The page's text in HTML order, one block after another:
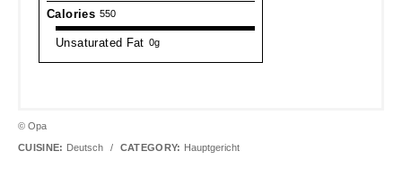
Calories 550
Unsaturated Fat 0g
© Opa
CUISINE: Deutsch / CATEGORY: Hauptgericht